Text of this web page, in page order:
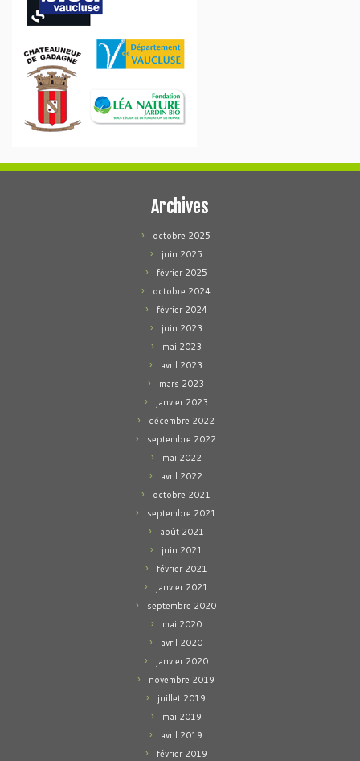
Archives
octobre 2025
juin 2025
février 2025
octobre 2024
février 2024
juin 2023
mai 2023
avril 2023
mars 2023
janvier 2023
décembre 2022
septembre 2022
mai 2022
avril 2022
octobre 2021
septembre 2021
août 2021
juin 2021
février 2021
janvier 2021
septembre 2020
mai 2020
avril 2020
janvier 2020
novembre 2019
juillet 2019
mai 2019
avril 2019
février 2019